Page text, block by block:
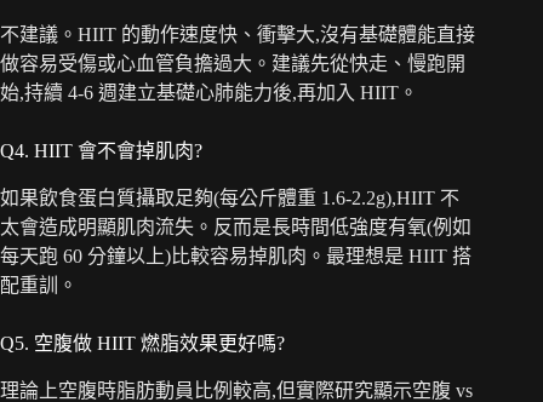
不建議。HIIT 的動作速度快、衝擊大,沒有基礎體能直接
做容易受傷或心血管負擔過大。建議先從快走、慢跑開
始,持續 4-6 週建立基礎心肺能力後,再加入 HIIT。
Q4. HIIT 會不會掉肌肉?
如果飲食蛋白質攝取足夠(每公斤體重 1.6-2.2g),HIIT 不
太會造成明顯肌肉流失。反而是長時間低強度有氧(例如
每天跑 60 分鐘以上)比較容易掉肌肉。最理想是 HIIT 搭
配重訓。
Q5. 空腹做 HIIT 燃脂效果更好嗎?
理論上空腹時脂肪動員比例較高,但實際研究顯示空腹 vs